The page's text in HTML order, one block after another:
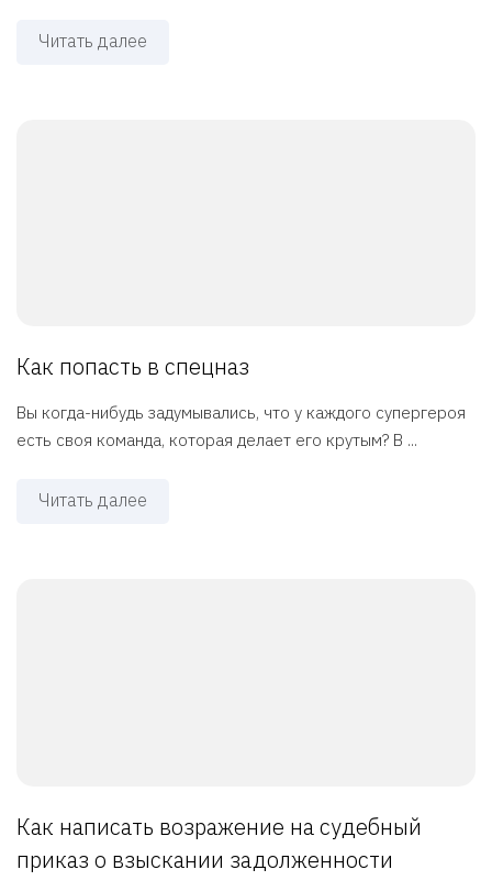
Читать далее
Как попасть в спецназ
Вы когда-нибудь задумывались, что у каждого супергероя
есть своя команда, которая делает его крутым? В ...
Читать далее
Как написать возражение на судебный
приказ о взыскании задолженности